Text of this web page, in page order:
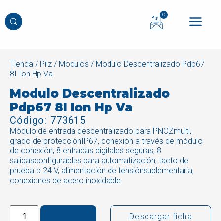
0
Tienda / Pilz / Modulos / Modulo Descentralizado Pdp67
8I Ion Hp Va
Modulo Descentralizado
Pdp67 8I Ion Hp Va
Código: 773615
Módulo de entrada descentralizado para PNOZmulti,
grado de protecciónIP67, conexión a través de módulo
de conexión, 8 entradas digitales seguras, 8
salidasconfigurables para automatización, tacto de
prueba o 24 V, alimentación de tensiónsuplementaria,
conexiones de acero inoxidable.
Descargar ficha